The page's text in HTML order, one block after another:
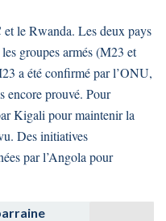
le Rwanda. Les deux pays
groupes armés (M23 et
a été confirmé par l’ONU,
encore prouvé. Pour
Kigali pour maintenir la
Des initiatives
par l’Angola pour